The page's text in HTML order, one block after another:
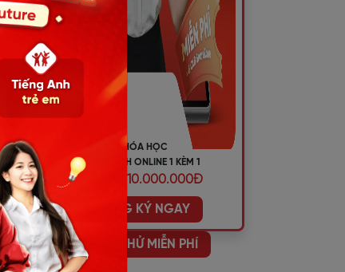
KHÓA HỌC
TIẾNG ANH ONLINE 1 KÈM 1
ƯU ĐÃI 10.000.000Đ
ĐĂNG KÝ NGAY
HỌC THỬ MIỄN PHÍ